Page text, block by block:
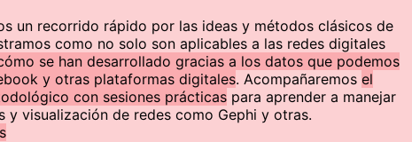
un recorrido rápido por las ideas y métodos clásicos de
como no solo son aplicables a las redes digitales
se han desarrollado gracias a los datos que podemos
y otras plataformas digitales. Acompañaremos el
con sesiones prácticas para aprender a manejar
y visualización de redes como Gephi y otras.